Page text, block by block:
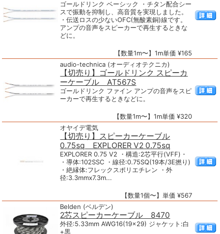
ゴールドリンク ベーシック ・チタン配合シー
スで振動を抑制し、高音質を実現しました。
・伝送ロスの少ないOFC(無酸素銅)線です。
アンプの音声をスピーカーで再生するときな
どに。
【数量1m〜】1m単価 ¥165
audio-technica (オーディオテクニカ)
【切売り】ゴールドリンク スピーカ
ーケーブル AT567S
ゴールドリンク ファイン アンプの音声をスピ
ーカーで再生するときなどに。
【数量1m〜】1m単価 ¥320
オヤイデ電気
【切売り】スピーカーケーブル
0.75sq EXPLORER V2 0.75sq
EXPLORER 0.75 V2 ・構造:2芯平行(VFF)・
・導体:102SSC ・線径:0.75SQ(19本/3E撚り)
・絶縁体:フレックスポリエチレン ・外
径:3.3mmx7.3m...
【数量1個〜】単価 ¥567
Belden (ベルデン)
2芯スピーカーケーブル 8470
外径:5.33mm AWG16(19×29) ジャケット:白
+黒